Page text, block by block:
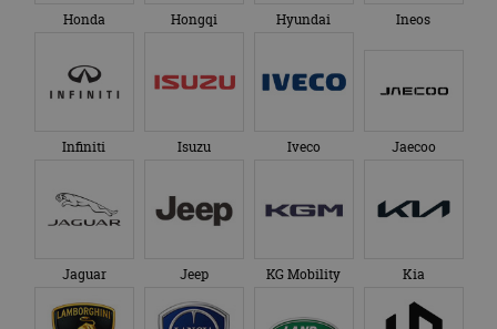
Honda Hongqi Hyundai Ineos
Infiniti Isuzu Iveco Jaecoo
Jaguar Jeep KG Mobility Kia